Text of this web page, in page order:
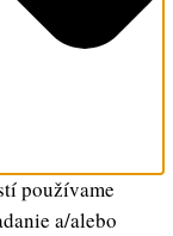
používame
a/alebo